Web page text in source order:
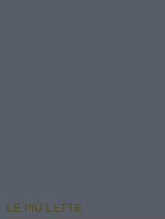
LE PIÙ LETTE